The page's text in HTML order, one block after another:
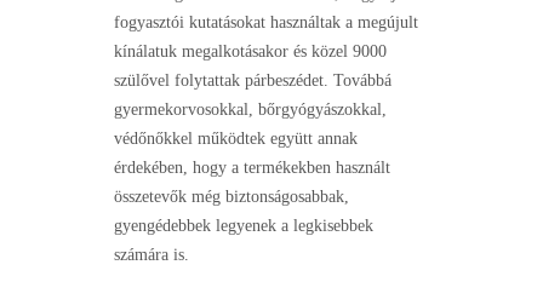
fogyasztói kutatásokat használtak a megújult
kínálatuk megalkotásakor és közel 9000
szülővel folytattak párbeszédet. Továbbá
gyermekorvosokkal, bőrgyógyászokkal,
védőnőkkel működtek együtt annak
érdekében, hogy a termékekben használt
összetevők még biztonságosabbak,
gyengédebbek legyenek a legkisebbek
számára is.